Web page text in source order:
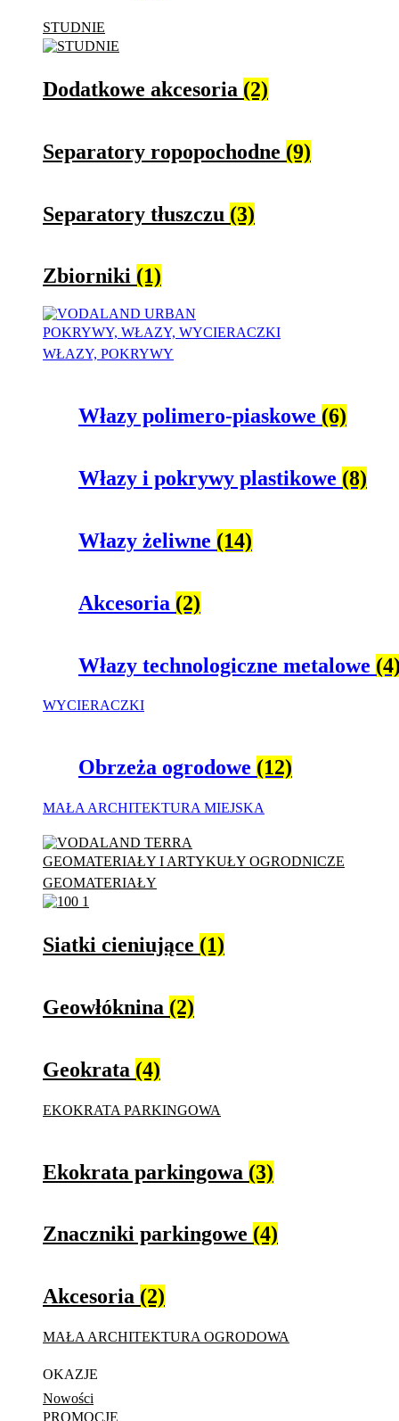
STUDNIE
Dodatkowe akcesoria (2)
Separatory ropopochodne (9)
Separatory tłuszczu (3)
Zbiorniki (1)
POKRYWY, WŁAZY, WYCIERACZKI
WŁAZY, POKRYWY
Włazy polimero-piaskowe (6)
Włazy i pokrywy plastikowe (8)
Włazy żeliwne (14)
Akcesoria (2)
Włazy technologiczne metalowe
WYCIERACZKI
Obrzeża ogrodowe (12)
MAŁA ARCHITEKTURA MIEJSKA
GEOMATERIAŁY I ARTYKUŁY OGRODNICZE
GEOMATERIAŁY
Siatki cieniujące (1)
Geowłóknina (2)
Geokrata (4)
EKOKRATA PARKINGOWA
Ekokrata parkingowa (3)
Znaczniki parkingowe (4)
Akcesoria (2)
MAŁA ARCHITEKTURA OGRODOWA
OKAZJE
Nowości
PROMOCJE